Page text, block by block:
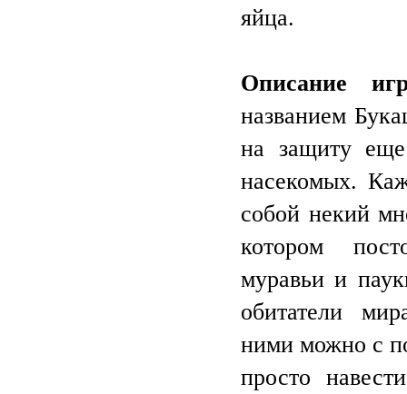
яйца.
Описание
названием
на защиту
насекомых.
собой некий
котором
муравьи и
обитатели
ними можно с
просто